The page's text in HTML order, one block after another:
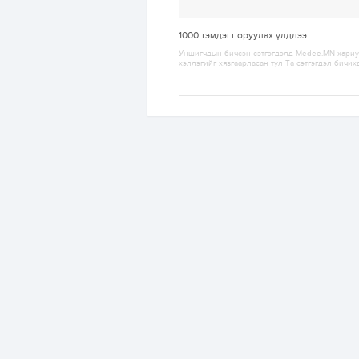
1000 тэмдэгт оруулах үлдлээ.
Уншигчдын бичсэн сэтгэгдэлд Medee.MN
хэллэгийг хязгаарласан тул Та сэтгэгдэл